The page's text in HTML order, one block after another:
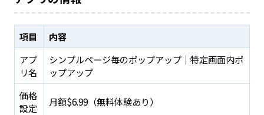
項目
内容
アプ
リ名
シンプルページ毎のポップアップ｜特定画面内ポ
ップアップ
価格
設定
月額$6.99（無料体験あり）